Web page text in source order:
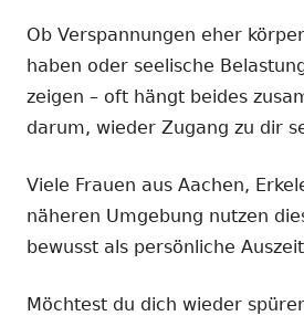
Ob Verspannungen eher
haben oder seelische
zeigen – oft hängt beides
darum, wieder Zugang zu dir
Viele Frauen aus Aachen,
näheren Umgebung nutzen
bewusst als persönliche
Möchtest du dich wieder